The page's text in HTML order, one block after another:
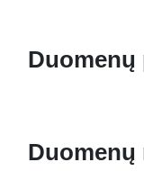
Duomenų